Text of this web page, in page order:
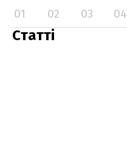
01 02 03 04
Статті